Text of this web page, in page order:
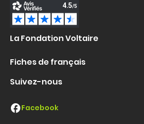
La Fondation Voltaire
Fiches de français
Suivez-nous
Facebook